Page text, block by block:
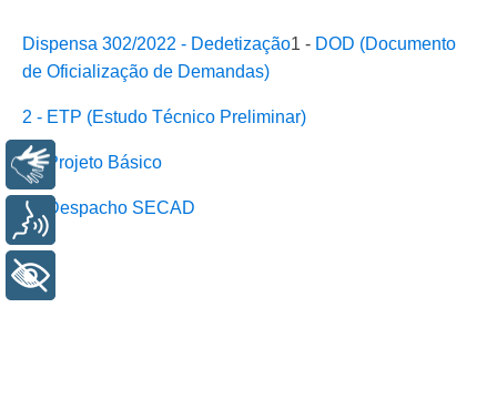
Dispensa 302/2022 - Dedetização1 - DOD (Documento
de Oficialização de Demandas)
2 - ETP (Estudo Técnico Preliminar)
3 - Projeto Básico
4 - Despacho SECAD
Libras
Voz